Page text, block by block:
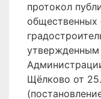
протокол
общественных
утвержденным
Щёлково от